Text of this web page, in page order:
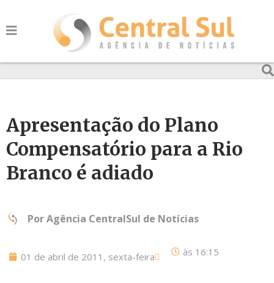
Apresentação do Plano
Compensatório para a Rio
Branco é adiado
PorAgência CentralSul de Notícias
01 de abril de 2011, sexta-feira às 16:15